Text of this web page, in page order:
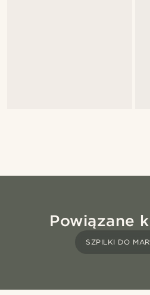
Powiązane
SZPILKI DO